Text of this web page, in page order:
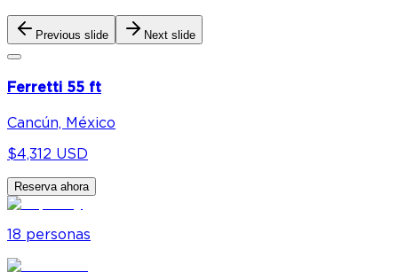
Previous slide Next slide
Ferretti 55 ft
Cancún, México
$4,312 USD
Reserva ahora
18 personas